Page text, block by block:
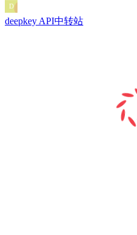
deepkey API中转站